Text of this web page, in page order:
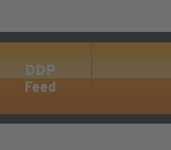
DDP
Feed